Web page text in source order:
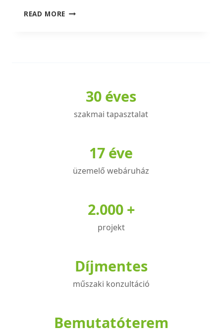
READ MORE WHY
30 éves
szakmai tapasztalat
17 éve
üzemelő webáruház
2.000 +
projekt
Díjmentes
műszaki konzultáció
Bemutatóterem